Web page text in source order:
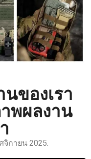
ของเรา
พผลงาน
กายน 2025.